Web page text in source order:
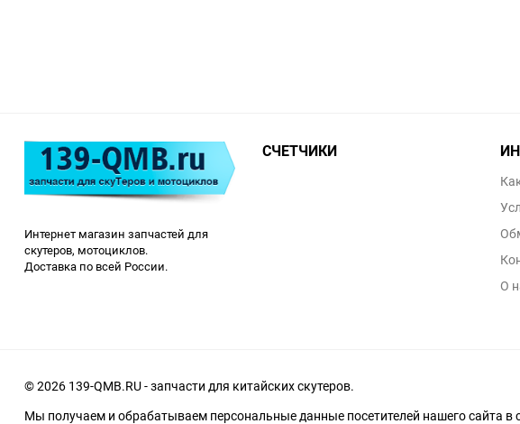
Интернет магазин запчастей для
скутеров, мотоциклов.
Доставка по всей России.
СЧЕТЧИКИ
О
© 2026 139-QMB.RU - запчасти для китайских скутеров.
Мы получаем и обрабатываем персональные данные посетителей нашего сайта в